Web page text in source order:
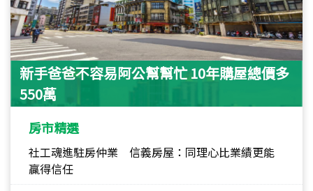
新手爸爸不容易阿公幫幫忙 10年購屋總價多
550萬
房市精選
社工魂進駐房仲業 信義房屋：同理心比業績更能
贏得信任